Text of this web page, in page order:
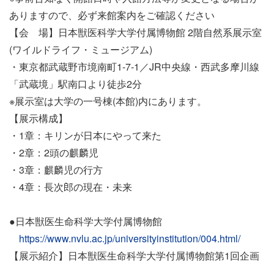
ありますので、必ず来館案内をご確認ください
【会 場】日本獣医科学大学付属博物館 2階自然系展示室
(ワイルドライフ・ミュージアム)
・東京都武蔵野市境南町1-7-1／JR中央線・西武多摩川線
「武蔵境」駅南口より徒歩2分
※展示室は大学の一号棟(本館)内にあります。
【展示構成】
・1章：キリンが日本にやって来た
・2章：2頭の麒麟児
・3章：麒麟児の行方
・4章：長次郎の現在・未来
●日本獣医生命科学大学付属博物館
https://www.nvlu.ac.jp/universityinstitution/004.html/
【展示紹介】日本獣医生命科学大学付属博物館第1回企画